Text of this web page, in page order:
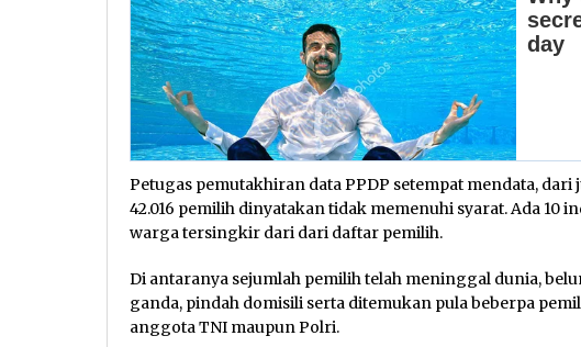
Petugas pemutakhiran data PPDP setempat mendata,
42.016 pemilih dinyatakan tidak memenuhi syarat. Ada
warga tersingkir dari dari daftar pemilih.
Di antaranya sejumlah pemilih telah meninggal dunia,
ganda, pindah domisili serta ditemukan pula beberpa
anggota TNI maupun Polri.